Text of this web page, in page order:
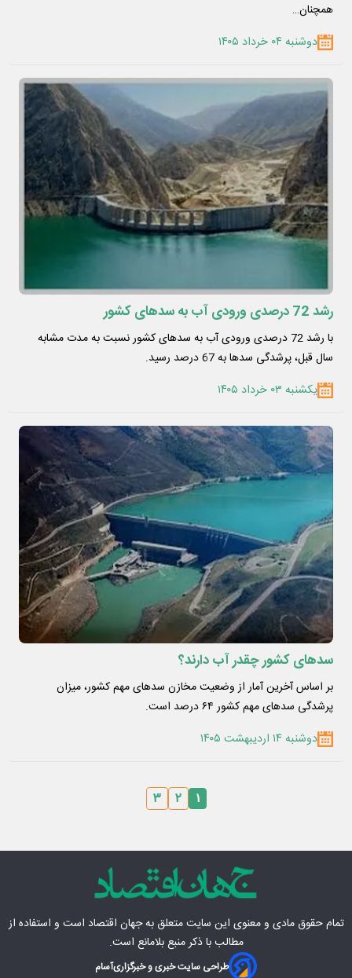
همچنان…
دوشنبه ۰۴ خرداد ۱۴۰۵
رشد 72 درصدی ورودی آب به سدهای کشور
با رشد 72 درصدی ورودی آب به سدهای کشور نسبت به مدت مشابه
سال قبل، پرشدگی سدها به 67 درصد رسید.
یکشنبه ۰۳ خرداد ۱۴۰۵
سدهای کشور چقدر آب دارند؟
بر اساس آخرین آمار از وضعیت مخازن سدهای مهم کشور، میزان
پرشدگی سدهای مهم کشور ۶۴ درصد است.
دوشنبه ۱۴ اردیبهشت ۱۴۰۵
۱ ۲ ۳
تمام حقوق مادی‌ و معنوی این سایت متعلق بهجهان اقتصاد است و استفاده از
مطالب با ذکر منبع بلامانع است.
طراحی سایت خبری و خبرگزاریآسام